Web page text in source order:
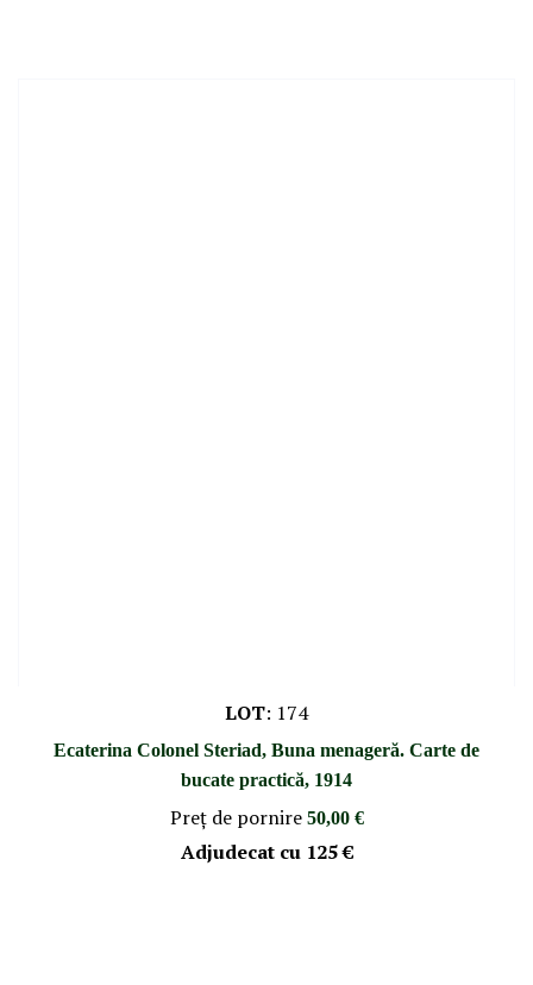
LOT: 174
Ecaterina Colonel Steriad, Buna menageră. Carte de
bucate practică, 1914
Preţ de pornire 50,00 €
Adjudecat cu 125 €